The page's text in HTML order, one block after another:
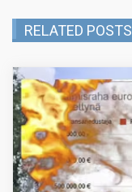
RELATED POSTS